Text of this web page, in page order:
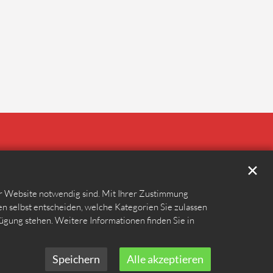
notwendig sind. Mit Ihrer Zustimmung
selbst entscheiden, welche Kategorien Sie zulassen
stehen. Weitere Informationen finden Sie in
Speichern Alle akzeptieren
✕